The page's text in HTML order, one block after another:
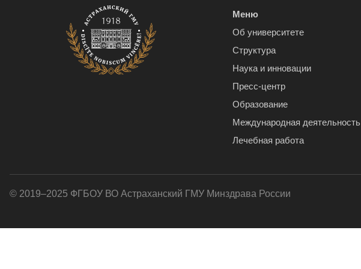
Меню
Об университете
Структура
Наука и инновации
Пресс-центр
Образование
Международная деятельность
Лечебная работа
© 2019–2025 ФГБОУ ВО Астраханский ГМУ Минздрава России